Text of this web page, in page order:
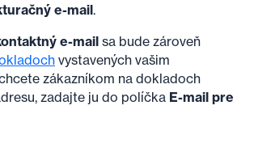
e-mail.
e-mail sa bude zároveň
vystavených vašim
zákazníkom na dokladoch
zadajte ju do políčka E-mail pre